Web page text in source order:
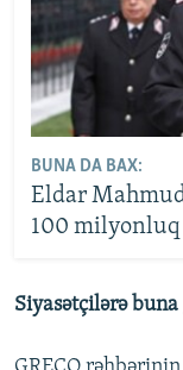
BUNA DA BAX:
Eldar
100
Siyasətçilərə